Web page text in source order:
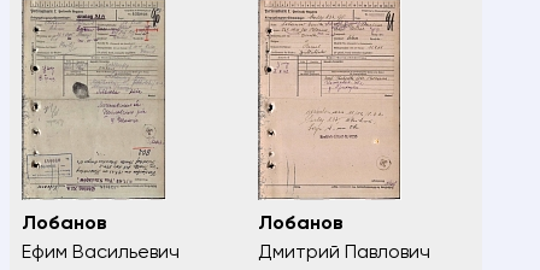
Лобанов
Ефим Васильевич
Лобанов
Дмитрий Павлович